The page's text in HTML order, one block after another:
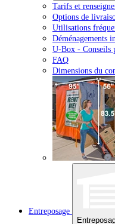
Tarifs et
Options de
Utilisations
Déménagements
U-Box - Conseils
FAQ
Dimensions du
Entreposage